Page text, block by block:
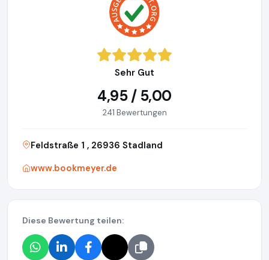
Sehr Gut
4,95 / 5,00
241 Bewertungen
Feldstraße 1 , 26936 Stadland
www.bookmeyer.de
Diese Bewertung teilen: